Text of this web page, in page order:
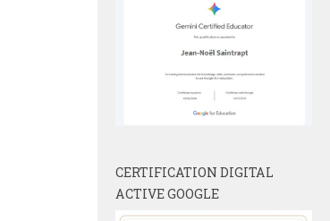
CERTIFICATION DIGITAL
ACTIVE GOOGLE